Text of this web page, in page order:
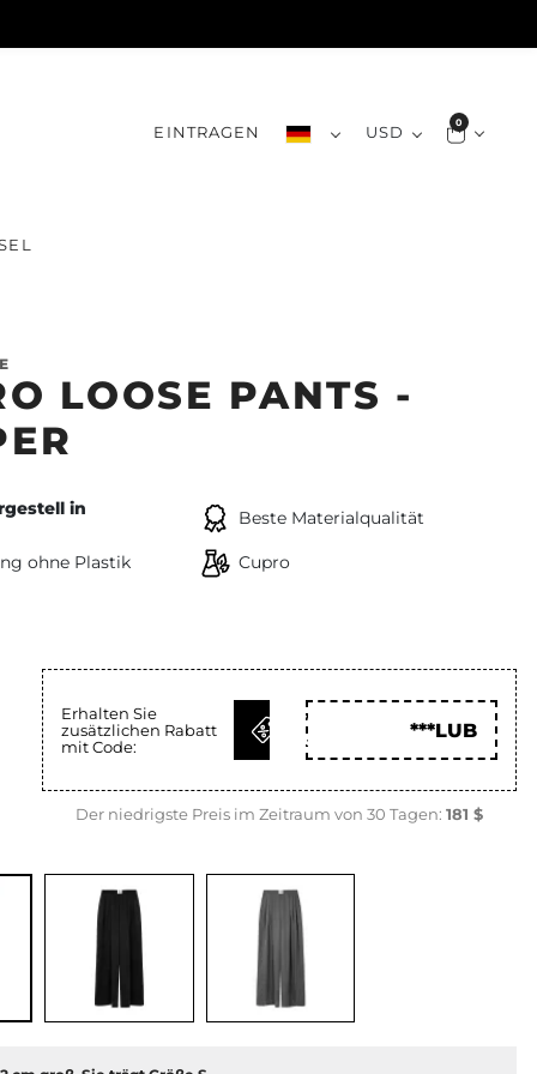
EINTRAGEN USD 0
LOOSE PANTS -
in
Beste Materialqualität
ohne Plastik
Cupro
Erhalten Sie
zusätzlichen Rabatt
mit Code:
CODE
HOLEN
***LUB
Der niedrigste Preis im Zeitraum von 30 Tagen: 181 $